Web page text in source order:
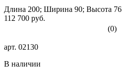
Длина 200; Ширина 90; Высота 76
112 700 руб.
(0)
арт. 02130
В наличии